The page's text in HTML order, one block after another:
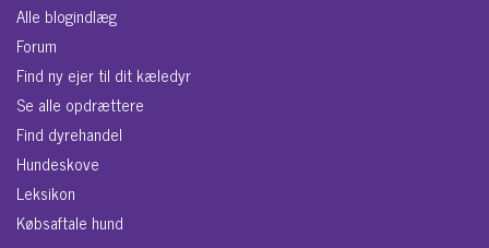
Alle blogindlæg
Forum
Find ny ejer til dit kæledyr
Se alle opdrættere
Find dyrehandel
Hundeskove
Leksikon
Købsaftale hund